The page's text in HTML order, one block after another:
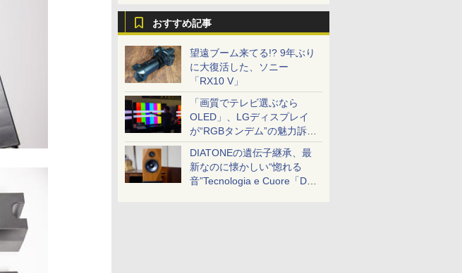
おすすめ記事
望遠ブーム来てる!? 9年ぶり
に大復活した、ソニー
「RX10 V」
「画質でテレビ選ぶなら
OLED」、LGディスプレイ
が“RGBタンデム”の魅力訴
求。液晶とのガチ比較も
DIATONEの遺伝子継承、最
新なのに懐かしい“惚れる
音”Tecnologia e Cuore「DS-